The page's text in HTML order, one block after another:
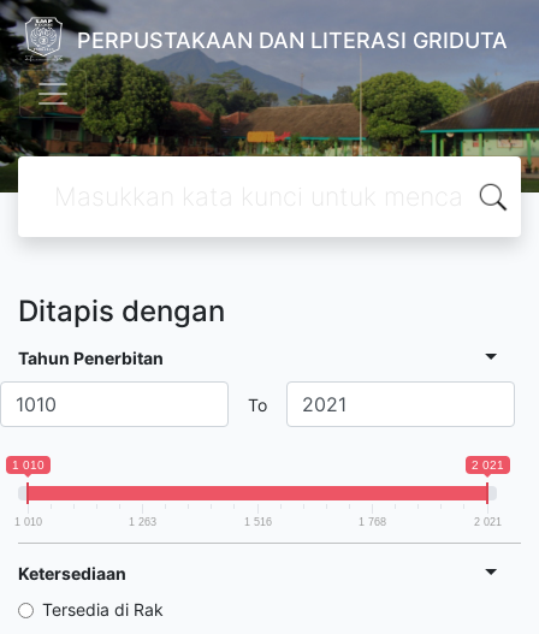
PERPUSTAKAAN DAN LITERASI GRIDUTA
Ditapis dengan
Tahun Penerbitan
To
1 010 2 021
1 010 1 263 1 516 1 768 2 021
Ketersediaan
Tersedia di Rak